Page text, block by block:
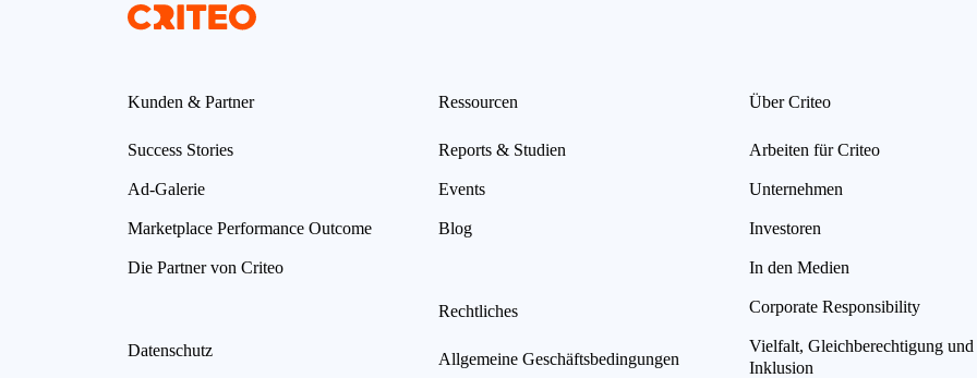
Kunden & Partner
Success Stories
Ad-Galerie
Marketplace Performance Outcome
Die Partner von Criteo
Datenschutz
Ressourcen
Reports & Studien
Events
Blog
Rechtliches
Allgemeine Geschäftsbedingungen
Über Criteo
Arbeiten für Criteo
Unternehmen
Investoren
In den Medien
Corporate Responsibility
Vielfalt, Gleichberechtigung und
Inklusion